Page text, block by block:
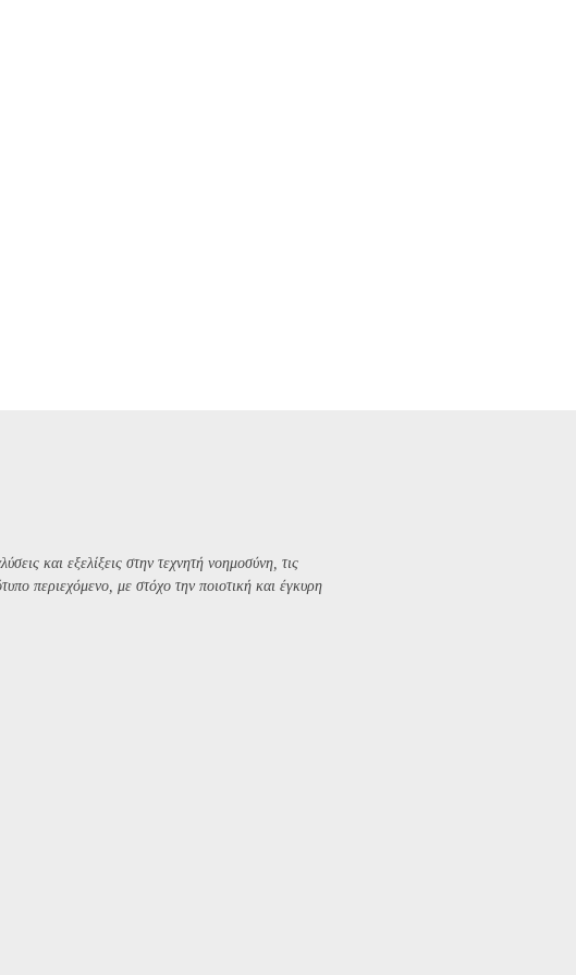
και εξελίξεις στην τεχνητή νοημοσύνη, τις
περιεχόμενο, με στόχο την ποιοτική και έγκυρη